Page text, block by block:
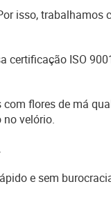
isso, trabalhamos
certificação ISO
flores de má
velório.
e sem